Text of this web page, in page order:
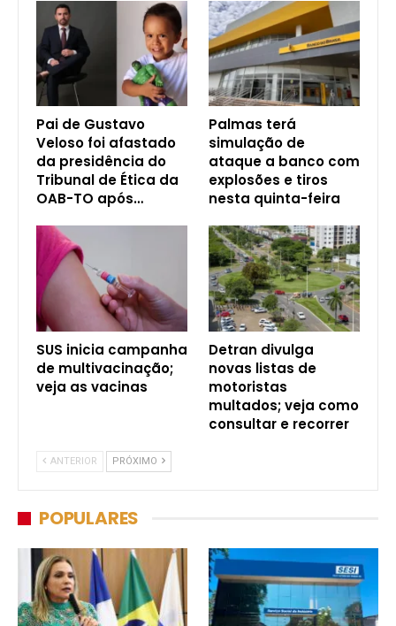
Pai de Gustavo
Veloso foi afastado
da presidência do
Tribunal de Ética da
OAB-TO após…
Palmas terá
simulação de
ataque a banco com
explosões e tiros
nesta quinta-feira
SUS inicia campanha
de multivacinação;
veja as vacinas
Detran divulga
novas listas de
motoristas
multados; veja como
consultar e recorrer
ANTERIOR PRÓXIMO
POPULARES